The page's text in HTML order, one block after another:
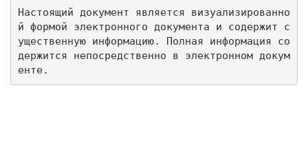
Настоящий документ является визуализированно
й формой электронного документа и содержит с
ущественную информацию. Полная информация со
держится непосредственно в электронном докум
енте.